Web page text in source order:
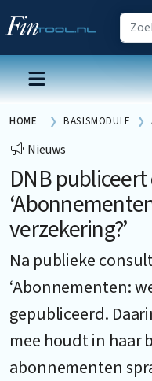
HOME BASISMODULE
Nieuws
DNB
verzekering?’
Na publieke
‘Abonnementen:
gepubliceerd.
mee houdt in haar
abonnementen